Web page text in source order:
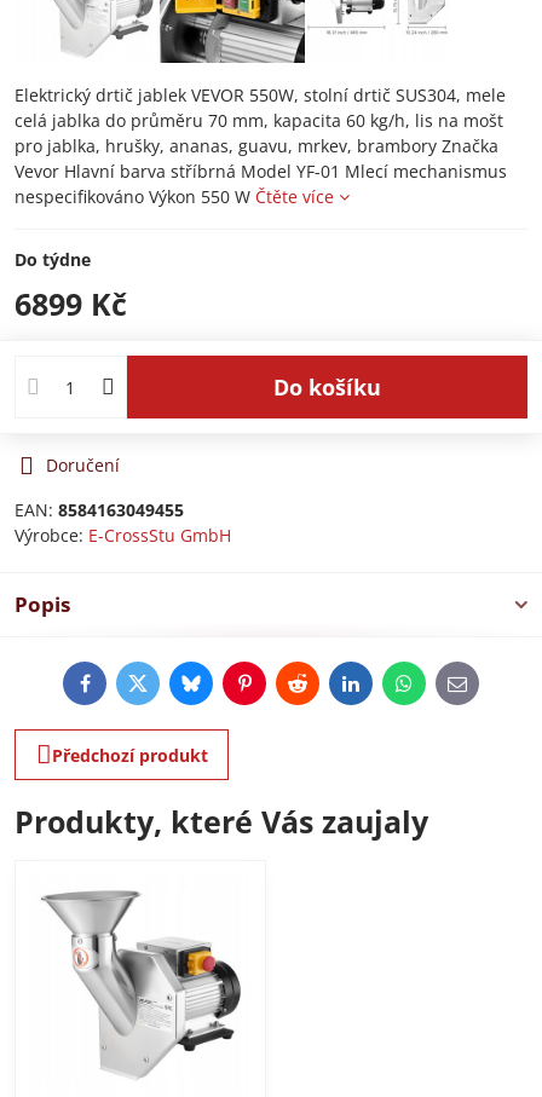
Elektrický drtič jablek VEVOR 550W, stolní drtič SUS304, mele
celá jablka do průměru 70 mm, kapacita 60 kg/h, lis na mošt
pro jablka, hrušky, ananas, guavu, mrkev, brambory Značka
Vevor Hlavní barva stříbrná Model YF-01 Mlecí mechanismus
nespecifikováno Výkon 550 W Čtěte více
Do týdne
6899 Kč
Do košíku
Doručení
EAN: 8584163049455
Výrobce: E-CrossStu GmbH​
Popis
FacebookTwitterBlueskyPinterestRedditLinkedInWhatsApp
E-
mail
Předchozí produkt
Produkty, které Vás zaujaly